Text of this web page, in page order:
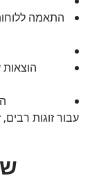
התאמה ללוחות
הוצאות
עבור זוגות רבים,